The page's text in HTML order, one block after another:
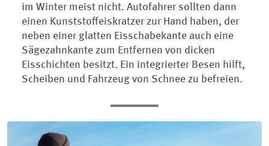
im Winter meist nicht. Autofahrer sollten dann
einen Kunststoffeiskratzer zur Hand haben, der
neben einer glatten Eisschabekante auch eine
Sägezahnkante zum Entfernen von dicken
Eisschichten besitzt. Ein integrierter Besen hilft,
Scheiben und Fahrzeug von Schnee zu befreien.